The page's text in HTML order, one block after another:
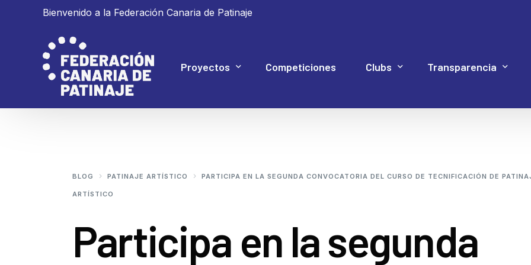
Bienvenido a la Federación Canaria de Patinaje
Proyectos Competiciones Clubs
Patinaje velocidad
Transparencia
Estatutos
BLOG PATINAJE ARTÍSTICO PARTICIPA EN LA SEGUNDA CONVOCATORIA DEL CURSO DE TECNIFICACIÓN DE
ARTÍSTICO
Participa en la segunda